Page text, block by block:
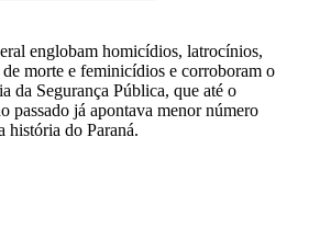
englobam homicídios, latrocínios,
de morte e feminicídios e corroboram o
da Segurança Pública, que até o
passado já apontava menor número
história do Paraná.